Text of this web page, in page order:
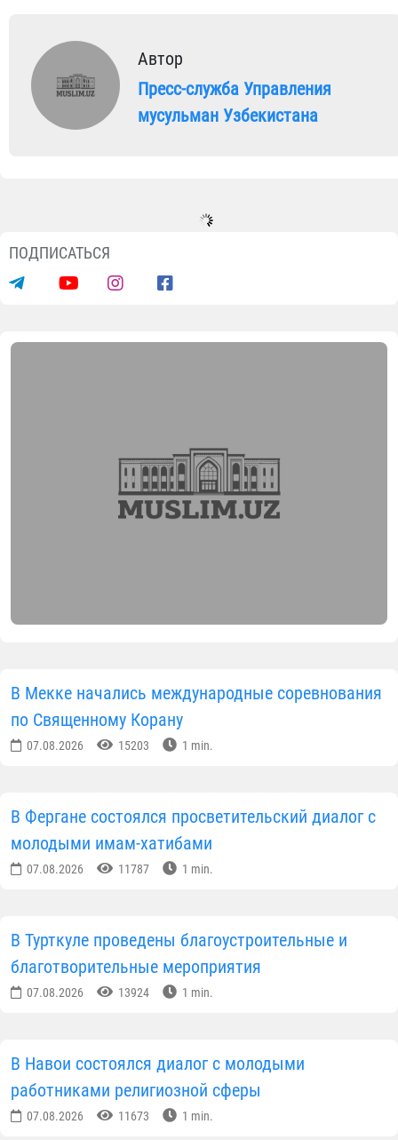
Автор
Пресс-служба Управления
мусульман Узбекистана
ПОДПИСАТЬСЯ
В Мекке начались международные соревнования
по Священному Корану
07.08.2026 15203 1 min.
В Фергане состоялся просветительский диалог с
молодыми имам-хатибами
07.08.2026 11787 1 min.
В Турткуле проведены благоустроительные и
благотворительные мероприятия
07.08.2026 13924 1 min.
В Навои состоялся диалог с молодыми
работниками религиозной сферы
07.08.2026 11673 1 min.